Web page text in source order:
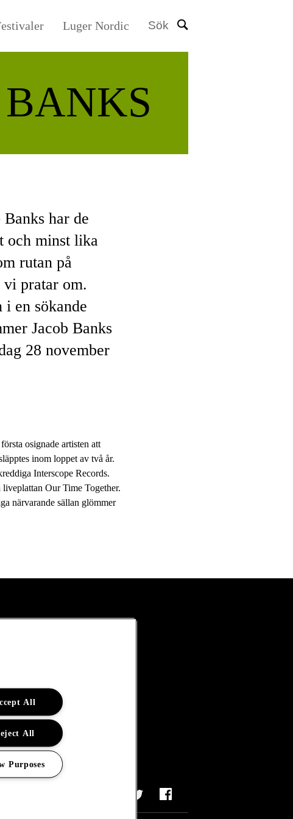
Luger Nordic Sök
har de
och minst lika
rutan på
vi pratar om.
en sökande
Jacob Banks
28 november
osignade artisten att
inom loppet av två år.
Interscope Records.
Our Time Together.
närvarande sällan glömmer
All
All
Purposes